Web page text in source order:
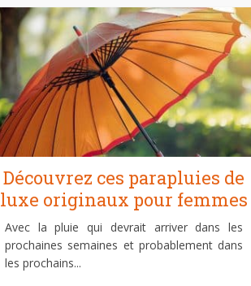
Découvrez ces parapluies de
luxe originaux pour femmes
Avec la pluie qui devrait arriver dans les
prochaines semaines et probablement dans
les prochains...